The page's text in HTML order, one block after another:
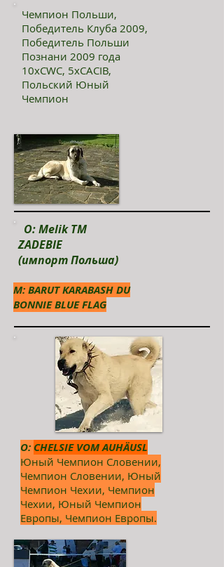
Чемпион Польши,
Победитель Клуба 2009,
Победитель Польши
Познани 2009 года
10xCWC, 5xCACIB,
Польский Юный
Чемпион
O: Melik TM
ZADEBIE
(импорт Польша)
М: BARUT KARABASH DU
BONNIE BLUE FLAG
О: CHELSIE VOM AUHÄUSL
Юный Чемпион Словении,
Чемпион Словении, Юный
Чемпион Чехии, Чемпион
Чехии, Юный Чемпион
Европы, Чемпион Европы.